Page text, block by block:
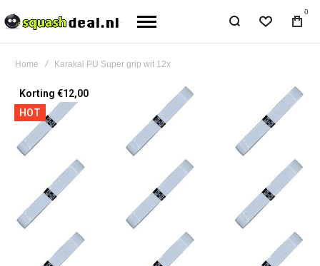
0
Home Karakal PU Super grip wit 12x
Ga
naar
het
einde
van
afbeeldingen-
gallerij
Korting €12,00
HOT